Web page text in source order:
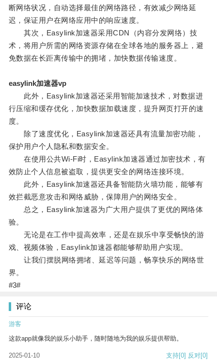
断网络状况，自动选择最佳的网络路径，有效减少网络延
迟，保证用户在网络应用中的响应速度。
其次，Easylink加速器采用CDN（内容分发网络）技
术，将用户所需的网络资源存储在全球各地的服务器上，避
免数据在长距离传输中的拥堵，加快数据传输速度。
easylink加速器vp
此外，Easylink加速器还采用智能加速技术，对数据进
行压缩和缓存优化，加快数据加载速度，提升网页打开的速
度。
除了速度优化，Easylink加速器还具有流量加密功能，
保护用户个人隐私和数据安全。
在使用公共Wi-Fi时，Easylink加速器通过加密技术，有
效防止个人信息被盗取，提供更安全的网络连接环境。
此外，Easylink加速器还具备智能防火墙功能，能够有
效拦截恶意攻击和网络威胁，保障用户的网络安全。
总之，Easylink加速器为广大用户提供了更优的网络体
验。
无论是在工作中提高效率，还是在娱乐中享受畅快的游
戏、视频体验，Easylink加速器都能够帮助用户实现。
让我们摆脱网络拥堵、延迟等问题，畅享快乐的网络世
界。
#3#
评论
游客
这款app就像我的娱乐小助手，随时随地为我的娱乐提供帮助。
2025-01-10 支持[0] 反对[0]